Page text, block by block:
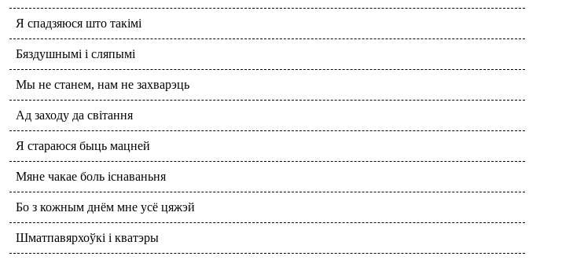
Я спадзяюся што такімі
Бяздушнымі і сляпымі
Мы не станем, нам не захварэць
Ад заходу да світання
Я стараюся быць мацней
Мяне чакае боль існаваньня
Бо з кожным днём мне усё цяжэй
Шматпавярхоўкі і кватэры